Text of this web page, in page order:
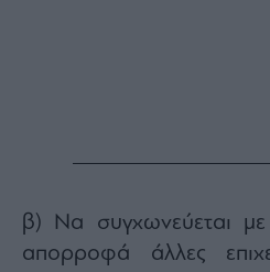
β) Να συγχωνεύεται με
απορροφά άλλες